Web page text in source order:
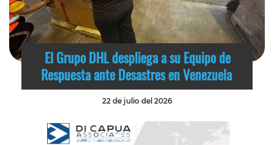
El Grupo DHL despliega a su Equipo de
Respuesta ante Desastres en Venezuela
22 de julio del 2026